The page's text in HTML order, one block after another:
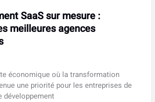
SaaS sur mesure :
meilleures agences
économique où la transformation
une priorité pour les entreprises de